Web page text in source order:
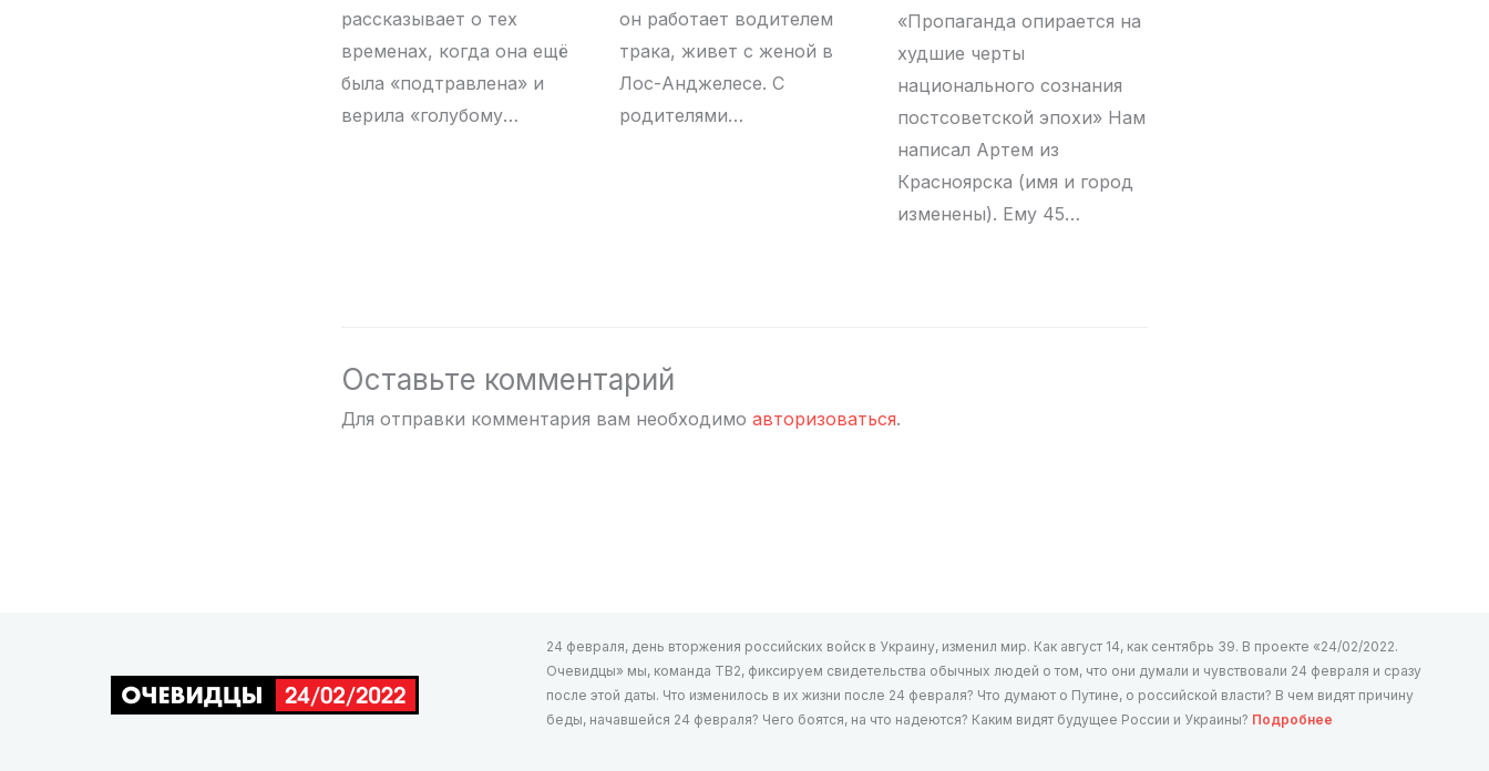
рассказывает о тех
временах, когда она ещё
была «подтравлена» и
верила «голубому…
он работает водителем
трака, живет с женой в
Лос-Анджелесе. С
родителями…
«Пропаганда опирается на
худшие черты
национального сознания
постсоветской эпохи» Нам
написал Артем из
Красноярска (имя и город
изменены). Ему 45…
Оставьте комментарий
Для отправки комментария вам необходимо авторизоваться.
24 февраля, день вторжения российских войск в Украину, изменил мир. Как август 14, как сентябрь 39. В проекте «24/02/2022.
Очевидцы» мы, команда ТВ2, фиксируем свидетельства обычных людей о том, что они думали и чувствовали 24 февраля и сразу
после этой даты. Что изменилось в их жизни после 24 февраля? Что думают о Путине, о российской власти? В чем видят причину
беды, начавшейся 24 февраля? Чего боятся, на что надеются? Каким видят будущее России и Украины? Подробнее